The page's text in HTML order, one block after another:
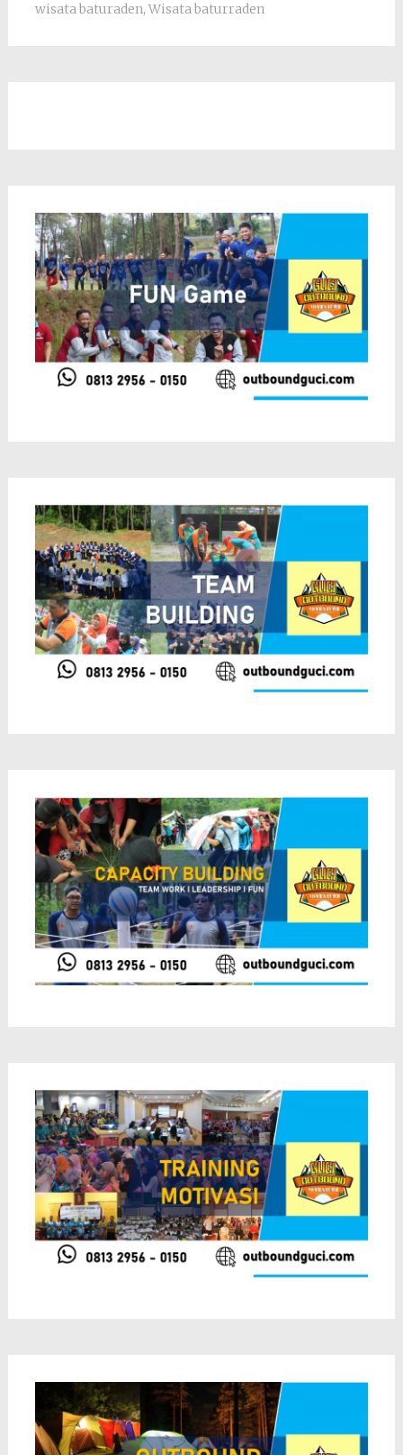
wisata baturaden, Wisata baturraden